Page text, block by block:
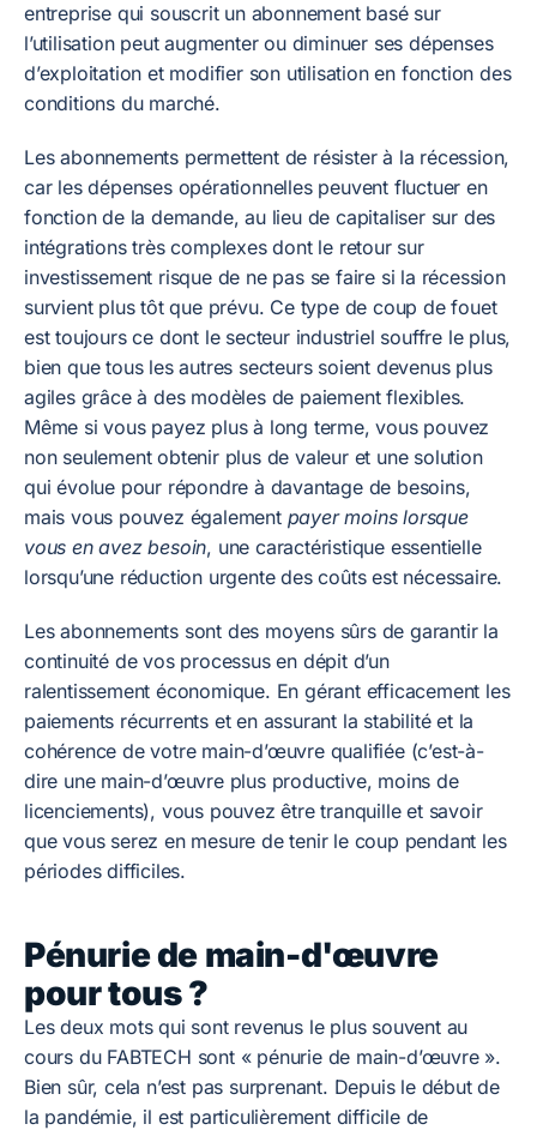
entreprise qui souscrit un abonnement basé sur
l’utilisation peut augmenter ou diminuer ses dépenses
d’exploitation et modifier son utilisation en fonction des
conditions du marché.
Les abonnements permettent de résister à la récession,
car les dépenses opérationnelles peuvent fluctuer en
fonction de la demande, au lieu de capitaliser sur des
intégrations très complexes dont le retour sur
investissement risque de ne pas se faire si la récession
survient plus tôt que prévu. Ce type de coup de fouet
est toujours ce dont le secteur industriel souffre le plus,
bien que tous les autres secteurs soient devenus plus
agiles grâce à des modèles de paiement flexibles.
Même si vous payez plus à long terme, vous pouvez
non seulement obtenir plus de valeur et une solution
qui évolue pour répondre à davantage de besoins,
mais vous pouvez également payer moins lorsque
vous en avez besoin, une caractéristique essentielle
lorsqu’une réduction urgente des coûts est nécessaire.
Les abonnements sont des moyens sûrs de garantir la
continuité de vos processus en dépit d’un
ralentissement économique. En gérant efficacement les
paiements récurrents et en assurant la stabilité et la
cohérence de votre main-d’œuvre qualifiée (c’est-à-
dire une main-d’œuvre plus productive, moins de
licenciements), vous pouvez être tranquille et savoir
que vous serez en mesure de tenir le coup pendant les
périodes difficiles.
Pénurie de main-d'œuvre
pour tous ?
Les deux mots qui sont revenus le plus souvent au
cours du FABTECH sont « pénurie de main-d’œuvre ».
Bien sûr, cela n’est pas surprenant. Depuis le début de
la pandémie, il est particulièrement difficile de